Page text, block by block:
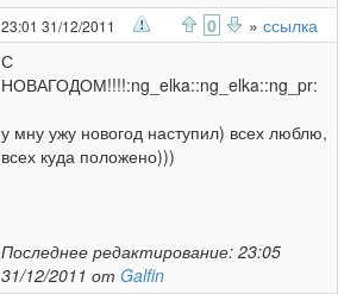
23:01 31/12/2011 0 » ссылка
С
НОВАГОДОМ!!!!:ng_elka::ng_elka::ng_pr:
у мну ужу новогод наступил) всех люблю,
всех куда положено)))
Последнее редактирование: 23:05
31/12/2011 от Galfin